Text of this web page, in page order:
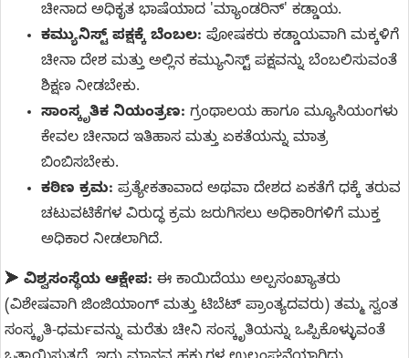
ಚೀನಾದ ಅಧಿಕೃತ ಭಾಷೆಯಾದ 'ಮ್ಯಾಂಡರಿನ್' ಕಡ್ಡಾಯ.
ಕಮ್ಯುನಿಸ್ಟ್ ಪಕ್ಷಕ್ಕೆ ಬೆಂಬಲ: ಪೋಷಕರು ಕಡ್ಡಾಯವಾಗಿ ಮಕ್ಕಳಿಗೆ
ಚೀನಾ ದೇಶ ಮತ್ತು ಅಲ್ಲಿನ ಕಮ್ಯುನಿಸ್ಟ್ ಪಕ್ಷವನ್ನು ಬೆಂಬಲಿಸುವಂತೆ
ಶಿಕ್ಷಣ ನೀಡಬೇಕು.
ಸಾಂಸ್ಕೃತಿಕ ನಿಯಂತ್ರಣ: ಗ್ರಂಥಾಲಯ ಹಾಗೂ ಮ್ಯೂಸಿಯಂಗಳು
ಕೇವಲ ಚೀನಾದ ಇತಿಹಾಸ ಮತ್ತು ಏಕತೆಯನ್ನು ಮಾತ್ರ
ಬಿಂಬಿಸಬೇಕು.
ಕಠಿಣ ಕ್ರಮ: ಪ್ರತ್ಯೇಕತಾವಾದ ಅಥವಾ ದೇಶದ ಏಕತೆಗೆ ಧಕ್ಕೆ ತರುವ
ಚಟುವಟಿಕೆಗಳ ವಿರುದ್ಧ ಕ್ರಮ ಜರುಗಿಸಲು ಅಧಿಕಾರಿಗಳಿಗೆ ಮುಕ್ತ
ಅಧಿಕಾರ ನೀಡಲಾಗಿದೆ.
➤ ವಿಶ್ವಸಂಸ್ಥೆಯ ಆಕ್ಷೇಪ: ಈ ಕಾಯಿದೆಯು ಅಲ್ಪಸಂಖ್ಯಾತರು
(ವಿಶೇಷವಾಗಿ ಜಿಂಜಿಯಾಂಗ್ ಮತ್ತು ಟಿಬೆಟ್ ಪ್ರಾಂತ್ಯದವರು) ತಮ್ಮ ಸ್ವಂತ
ಸಂಸ್ಕೃತಿ-ಧರ್ಮವನ್ನು ಮರೆತು ಚೀನಿ ಸಂಸ್ಕೃತಿಯನ್ನು ಒಪ್ಪಿಕೊಳ್ಳುವಂತೆ